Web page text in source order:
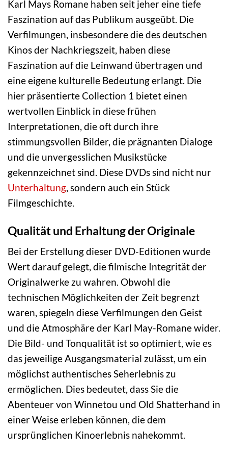
Karl Mays Romane haben seit jeher eine tiefe
Faszination auf das Publikum ausgeübt. Die
Verfilmungen, insbesondere die des deutschen
Kinos der Nachkriegszeit, haben diese
Faszination auf die Leinwand übertragen und
eine eigene kulturelle Bedeutung erlangt. Die
hier präsentierte Collection 1 bietet einen
wertvollen Einblick in diese frühen
Interpretationen, die oft durch ihre
stimmungsvollen Bilder, die prägnanten Dialoge
und die unvergesslichen Musikstücke
gekennzeichnet sind. Diese DVDs sind nicht nur
Unterhaltung, sondern auch ein Stück
Filmgeschichte.
Qualität und Erhaltung der Originale
Bei der Erstellung dieser DVD-Editionen wurde
Wert darauf gelegt, die filmische Integrität der
Originalwerke zu wahren. Obwohl die
technischen Möglichkeiten der Zeit begrenzt
waren, spiegeln diese Verfilmungen den Geist
und die Atmosphäre der Karl May-Romane wider.
Die Bild- und Tonqualität ist so optimiert, wie es
das jeweilige Ausgangsmaterial zulässt, um ein
möglichst authentisches Seherlebnis zu
ermöglichen. Dies bedeutet, dass Sie die
Abenteuer von Winnetou und Old Shatterhand in
einer Weise erleben können, die dem
ursprünglichen Kinoerlebnis nahekommt.